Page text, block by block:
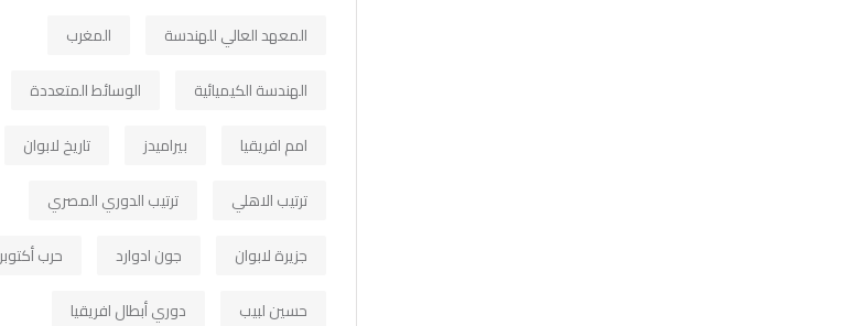
المعهد العالي للهندسة
المغرب
الهندسة الكيميائية
الوسائط المتعددة
امم افريقيا
بيراميدز
تاريخ لابوان
ترتيب الاهلي
ترتيب الدوري المصري
جزيرة لابوان
جون ادوارد
حرب أكتوبر
حسين لبيب
دوري أبطال افريقيا